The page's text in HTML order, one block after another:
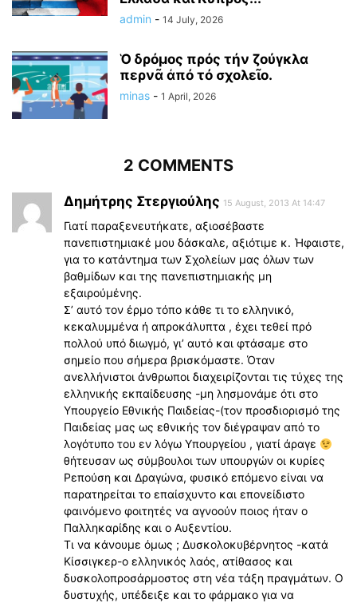
admin - 14 July, 2026
Ὁ δρόμος πρός τήν ζούγκλα
περνᾶ ἀπό τό σχολεῖο.
minas - 1 April, 2026
2 COMMENTS
Δημήτρης Στεργιούλης 15 August, 2013 At 14:47
Γιατί παραξενευτήκατε, αξιοσέβαστε
πανεπιστημιακέ μου δάσκαλε, αξιότιμε κ. Ήφαιστε,
για το κατάντημα των Σχολείων μας όλων των
βαθμίδων και της πανεπιστημιακής μη
εξαιρούμένης.
Σ’ αυτό τον έρμο τόπο κάθε τι το ελληνικό,
κεκαλυμμένα ή απροκάλυπτα , έχει τεθεί πρό
πολλού υπό διωγμό, γι’ αυτό και φτάσαμε στο
σημείο που σήμερα βρισκόμαστε. Όταν
ανελλήνιστοι άνθρωποι διαχειρίζονται τις τύχες της
ελληνικής εκπαίδευσης -μη λησμονάμε ότι στο
Υπουργείο Εθνικής Παιδείας-(τον προσδιορισμό της
Παιδείας μας ως εθνικής τον διέγραψαν από το
λογότυπο του εν λόγω Υπουργείου , γιατί άραγε
θήτευσαν ως σύμβουλοι των υπουργών οι κυρίες
Ρεπούση και Δραγώνα, φυσικό επόμενο είναι να
παρατηρείται το επαίσχυντο και επονείδιστο
φαινόμενο φοιτητές να αγνοούν ποιος ήταν ο
Παλληκαρίδης και ο Αυξεντίου.
Τι να κάνουμε όμως ; Δυσκολοκυβέρνητος -κατά
Κίσσιγκερ-ο ελληνικός λαός, ατίθασος και
δυσκολοπροσάρμοστος στη νέα τάξη πραγμάτων. Ο
δυστυχής, υπέδειξε και το φάρμακο για να